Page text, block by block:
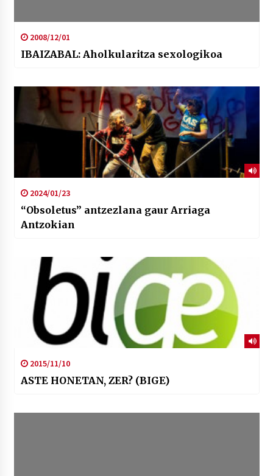
2008/12/01
IBAIZABAL: Aholkularitza sexologikoa
2024/01/23
“Obsoletus” antzezlana gaur Arriaga
Antzokian
2015/11/10
ASTE HONETAN, ZER? (BIGE)